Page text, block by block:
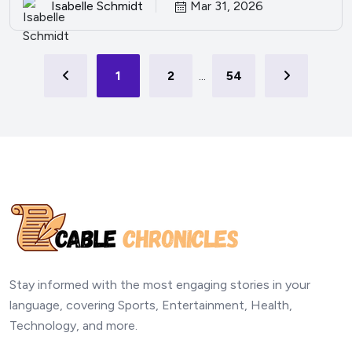
Isabelle Schmidt Mar 31, 2026
1 2 ... 54
Stay informed with the most engaging stories in your
language, covering Sports, Entertainment, Health,
Technology, and more.